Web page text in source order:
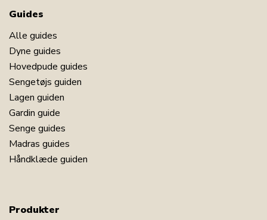
Guides
Alle guides
Dyne guides
Hovedpude guides
Sengetøjs guiden
Lagen guiden
Gardin guide
Senge guides
Madras guides
Håndklæde guiden
Produkter